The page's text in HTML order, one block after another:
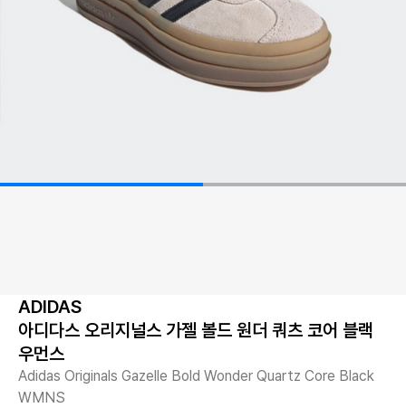
ADIDAS
아디다스 오리지널스 가젤 볼드 원더 쿼츠 코어 블랙
우먼스
Adidas Originals Gazelle Bold Wonder Quartz Core Black
WMNS